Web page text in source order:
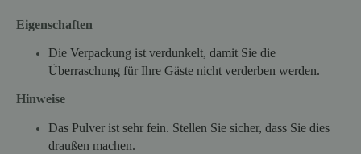
Eigenschaften
Die Verpackung ist verdunkelt, damit Sie die
Überraschung für Ihre Gäste nicht verderben werden.
Hinweise
Das Pulver ist sehr fein. Stellen Sie sicher, dass Sie dies
draußen machen.